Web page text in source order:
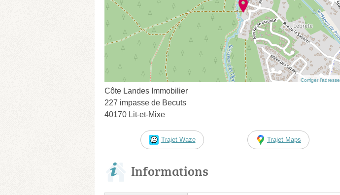
Corriger
Côte Landes Immobilier
227 impasse de Becuts
40170 Lit-et-Mixe
Trajet Waze Trajet Maps
Informations